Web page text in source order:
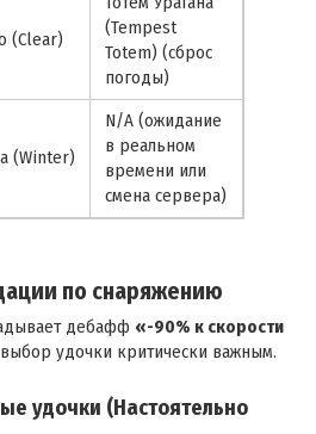
(Clear)
(Tempest
Totem) (сброс
погоды)
(Winter)
N/A (ожидание
в реальном
времени или
смена сервера)
по снаряжению
дебафф «-90% к скорости
выбор удочки критически важным.
удочки (Настоятельно